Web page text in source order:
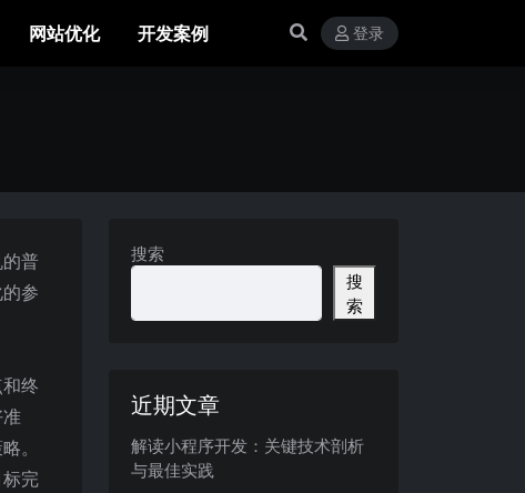
网站优化 开发案例 登录
普
参
终
。
完
搜索
搜
索
近期文章
解读小程序开发：关键技术剖析
与最佳实践